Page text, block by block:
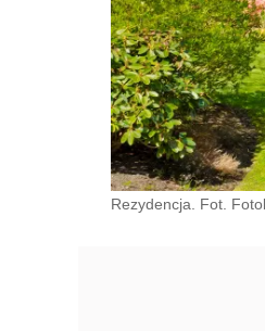
Rezydencja. Fot.